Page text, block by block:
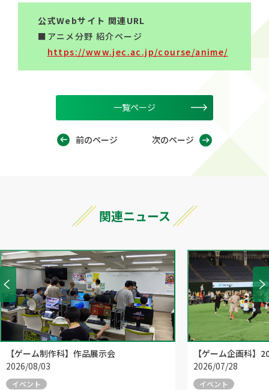
公式Webサイト 関連URL
■アニメ分野 紹介ページ
https://www.jec.ac.jp/course/anime/
前のページ
一覧ページ
次のページ
関連ニュース
【ゲーム制作科】作品展示会
2026/08/03
イベント
【ゲーム企画科】
2026/07/28
イベント